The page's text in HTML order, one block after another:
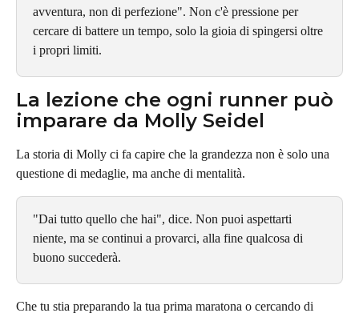
avventura, non di perfezione". Non c'è pressione per
cercare di battere un tempo, solo la gioia di spingersi oltre
i propri limiti.
La lezione che ogni runner può
imparare da Molly Seidel
La storia di Molly ci fa capire che la grandezza non è solo una
questione di medaglie, ma anche di mentalità.
"Dai tutto quello che hai", dice. Non puoi aspettarti
niente, ma se continui a provarci, alla fine qualcosa di
buono succederà.
Che tu stia preparando la tua prima maratona o cercando di